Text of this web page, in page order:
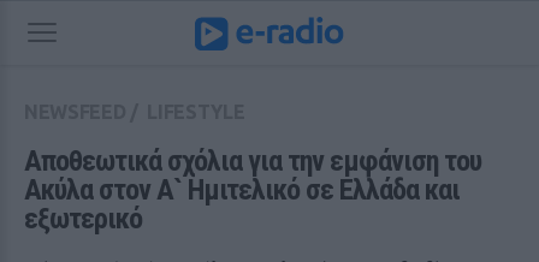
Αποθεωτικά σχόλια για την εμφάνιση του
Ακύλα στον Α` Ημιτελικό σε Ελλάδα και
εξωτερικό